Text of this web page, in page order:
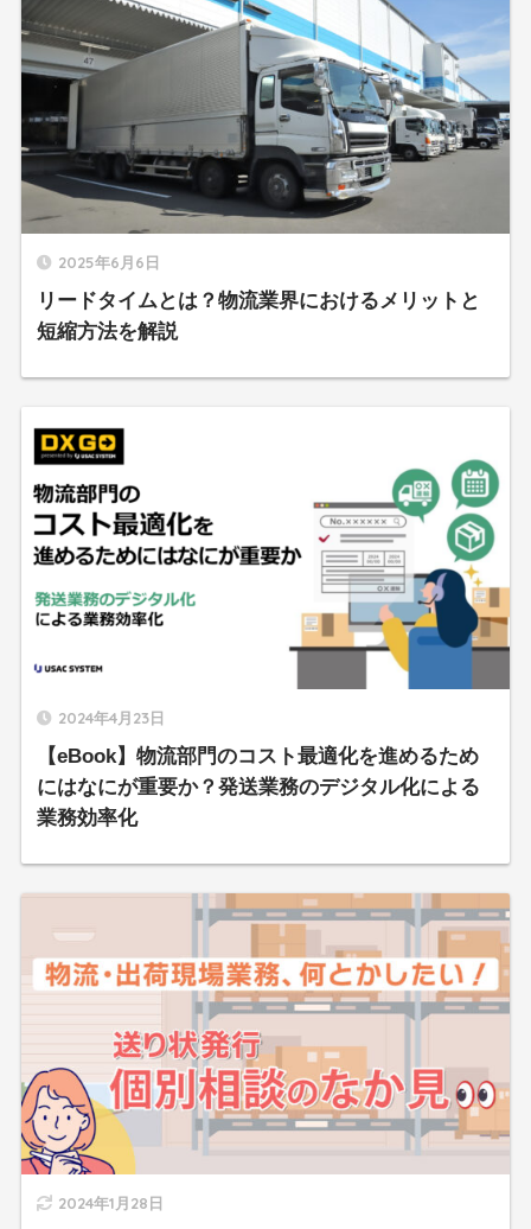
2025年6月6日
リードタイムとは？物流業界におけるメリットと
短縮方法を解説
2024年4月23日
【eBook】物流部門のコスト最適化を進めるため
にはなにが重要か？発送業務のデジタル化による
業務効率化
2024年1月28日